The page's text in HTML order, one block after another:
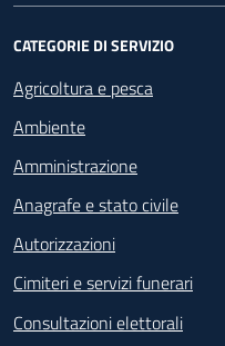
CATEGORIE DI SERVIZIO
Agricoltura e pesca
Ambiente
Amministrazione
Anagrafe e stato civile
Autorizzazioni
Cimiteri e servizi funerari
Consultazioni elettorali